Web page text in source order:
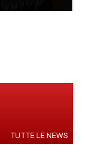
TUTTE LE NEWS